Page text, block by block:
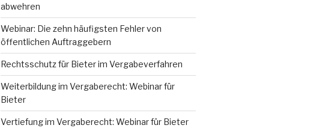
abwehren
Webinar: Die zehn häufigsten Fehler von
öffentlichen Auftraggebern
Rechtsschutz für Bieter im Vergabeverfahren
Weiterbildung im Vergaberecht: Webinar für
Bieter
Vertiefung im Vergaberecht: Webinar für Bieter